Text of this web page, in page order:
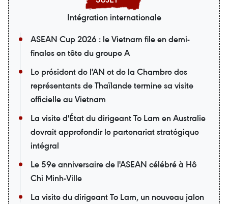
Intégration internationale
ASEAN Cup 2026 : le Vietnam file en demi-
finales en tête du groupe A
Le président de l'AN et de la Chambre des
représentants de Thaïlande termine sa visite
officielle au Vietnam
La visite d'État du dirigeant To Lam en Australie
devrait approfondir le partenariat stratégique
intégral
Le 59e anniversaire de l'ASEAN célébré à Hô
Chi Minh-Ville
La visite du dirigeant To Lam, un nouveau jalon